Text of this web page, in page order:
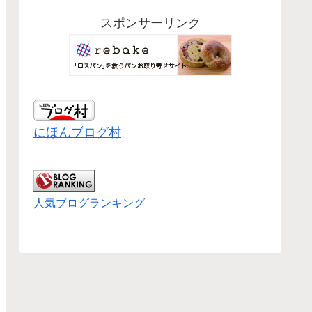
スポンサーリンク
にほんブログ村
人気ブログランキング